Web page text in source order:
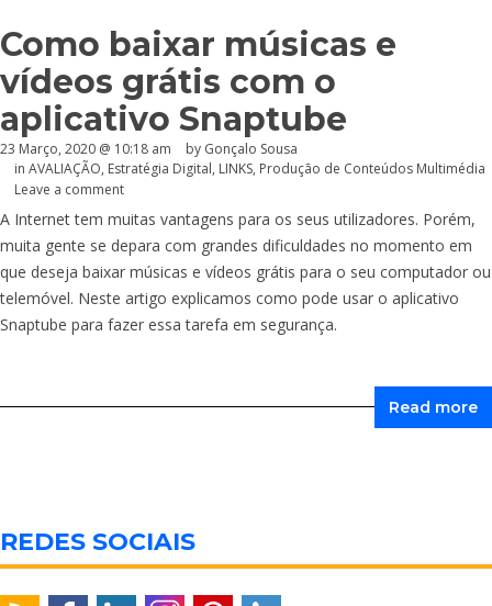
Como baixar músicas e
vídeos grátis com o
aplicativo Snaptube
23 Março, 2020 @ 10:18 am by Gonçalo Sousa
in AVALIAÇÃO, Estratégia Digital, LINKS, Produção de Conteúdos Multimédia
Leave a comment
A Internet tem muitas vantagens para os seus utilizadores. Porém,
muita gente se depara com grandes dificuldades no momento em
que deseja baixar músicas e vídeos grátis para o seu computador ou
telemóvel. Neste artigo explicamos como pode usar o aplicativo
Snaptube para fazer essa tarefa em segurança.
Read more
REDES SOCIAIS